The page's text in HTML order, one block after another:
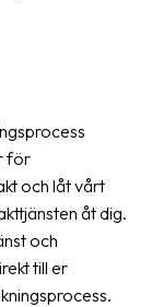
för
och låt vårt
åt dig.
och
till er